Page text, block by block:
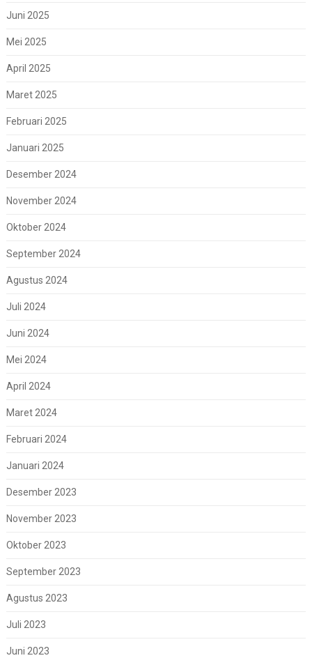
Juni 2025
Mei 2025
April 2025
Maret 2025
Februari 2025
Januari 2025
Desember 2024
November 2024
Oktober 2024
September 2024
Agustus 2024
Juli 2024
Juni 2024
Mei 2024
April 2024
Maret 2024
Februari 2024
Januari 2024
Desember 2023
November 2023
Oktober 2023
September 2023
Agustus 2023
Juli 2023
Juni 2023